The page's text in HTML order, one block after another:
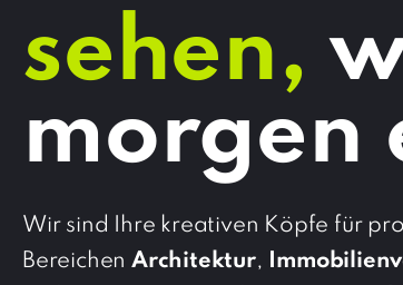
sehen,
morgen
Wir sind Ihre kreativen Köpfe für
BereichenArchitektur,